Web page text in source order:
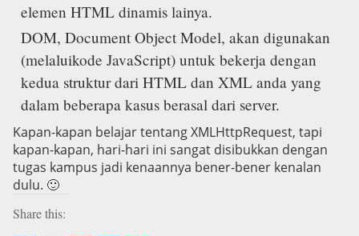
elemen HTML dinamis lainya.
DOM, Document Object Model, akan digunakan
(melaluikode JavaScript) untuk bekerja dengan
kedua struktur dari HTML dan XML anda yang
dalam beberapa kasus berasal dari server.
Kapan-kapan belajar tentang XMLHttpRequest, tapi
kapan-kapan, hari-hari ini sangat disibukkan dengan
tugas kampus jadi kenaannya bener-bener kenalan
dulu. 🙂
Share this: